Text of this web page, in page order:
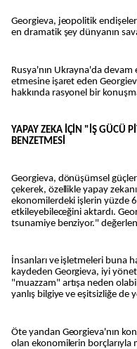
Georgieva, jeopolitik
en dramatik şey dünyanın
Rusya'nın Ukrayna'da devam
etmesine işaret eden
hakkında rasyonel bir
YAPAY ZEKA İÇİN "İŞ GÜCÜ
BENZETMESİ
Georgieva, dönüşümsel
çekerek, özellikle yapay
ekonomilerdeki işlerin yüzde
etkileyebileceğini aktardı.
tsunamiye benziyor."
İnsanları ve işletmeleri buna
kaydeden Georgieva, iyi
"muazzam" artışa neden
yanlış bilgiye ve eşitsizliğe de
Öte yandan Georgieva'nın
olan ekonomilerin borçlarıyla